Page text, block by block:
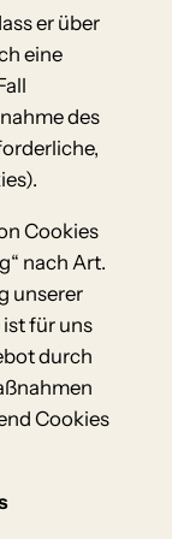
er über
eine
des
Cookies
nach Art.
unserer
für uns
durch
Cookies